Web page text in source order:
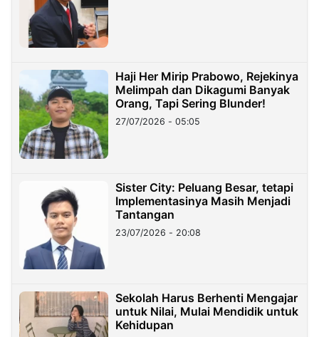
Haji Her Mirip Prabowo, Rejekinya
Melimpah dan Dikagumi Banyak
Orang, Tapi Sering Blunder!
27/07/2026 - 05:05
Sister City: Peluang Besar, tetapi
Implementasinya Masih Menjadi
Tantangan
23/07/2026 - 20:08
Sekolah Harus Berhenti Mengajar
untuk Nilai, Mulai Mendidik untuk
Kehidupan